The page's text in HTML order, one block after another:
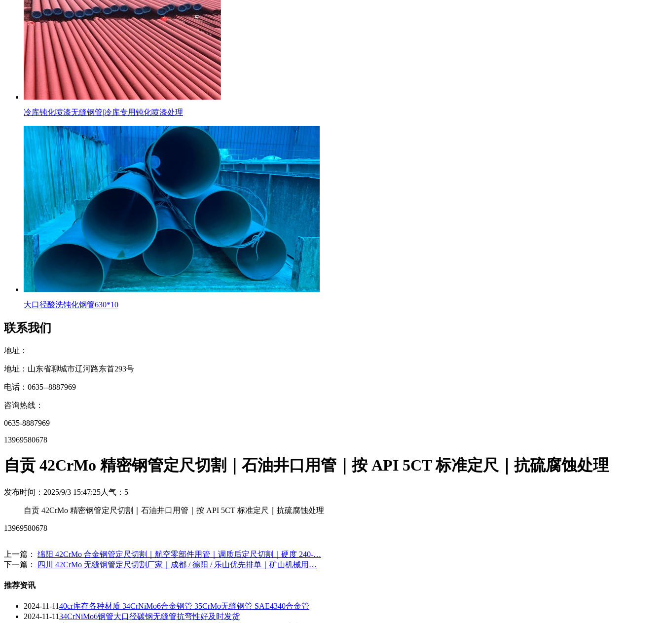
冷库钝化喷漆无缝钢管|冷库专用钝化喷漆处理
大口径酸洗钝化钢管630*10
联系我们
地址：
地址：山东省聊城市辽河路东首293号
电话：0635--8887969
咨询热线：
0635-8887969
13969580678
自贡 42CrMo 精密钢管定尺切割｜石油井口用管｜按 API 5CT 标准定尺｜抗硫腐蚀处理
发布时间：2025/9/3 15:47:25人气： 5
自贡 42CrMo 精密钢管定尺切割｜石油井口用管｜按 API 5CT 标准定尺｜抗硫腐蚀处理
13969580678
上一篇： 绵阳 42CrMo 合金钢管定尺切割｜航空零部件用管｜调质后定尺切割｜硬度 240-…
下一篇：
四川 42CrMo 无缝钢管定尺切割厂家｜成都 / 德阳 / 乐山优先排单｜矿山机械用…
推荐资讯
2024-11-1140cr库存各种材质 34CrNiMo6合金钢管 35CrMo无缝钢管 SAE4340合金管
2024-11-1134CrNiMo6钢管大口径碳钢无缝管抗弯性好及时发货